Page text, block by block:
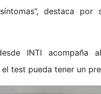
destaca por
INTI
test pueda tener un